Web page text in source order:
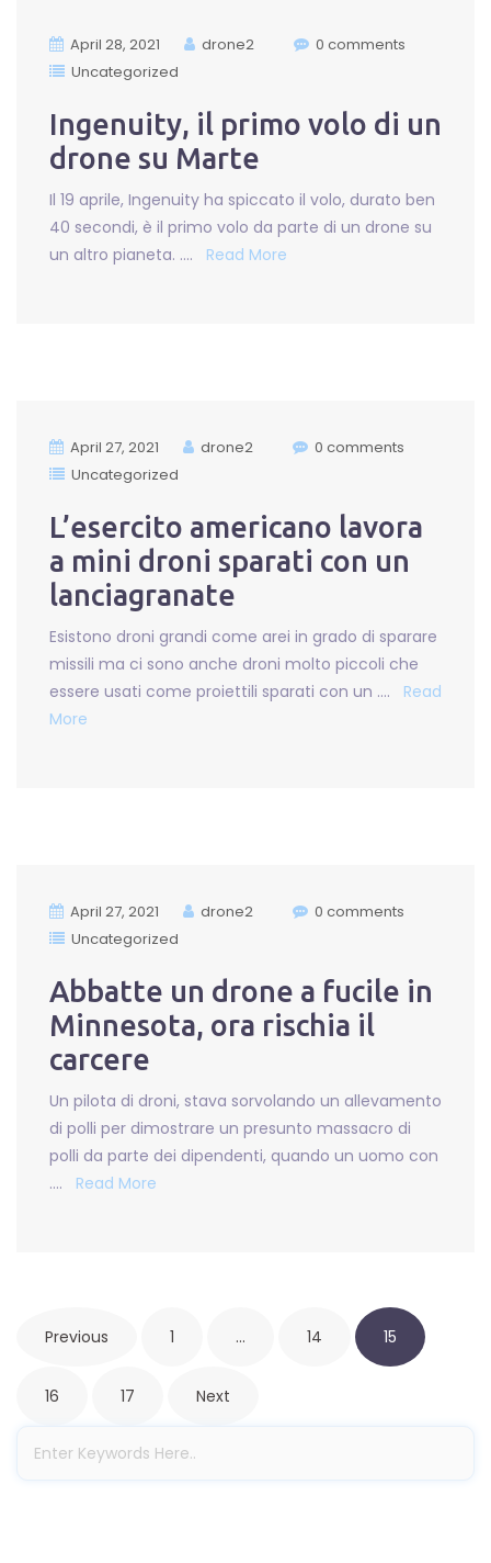
April 28, 2021 drone2
0 comments
Uncategorized
Ingenuity, il primo volo di un
drone su Marte
Il 19 aprile, Ingenuity ha spiccato il volo, durato ben
40 secondi, è il primo volo da parte di un drone su
un altro pianeta. ….
Read More
April 27, 2021 drone2
0 comments
Uncategorized
L’esercito americano lavora
a mini droni sparati con un
lanciagranate
Esistono droni grandi come arei in grado di sparare
missili ma ci sono anche droni molto piccoli che
essere usati come proiettili sparati con un ….
Read
More
April 27, 2021 drone2
0 comments
Uncategorized
Abbatte un drone a fucile in
Minnesota, ora rischia il
carcere
Un pilota di droni, stava sorvolando un allevamento
di polli per dimostrare un presunto massacro di
polli da parte dei dipendenti, quando un uomo con
….
Read More
t
Previous 1 … 14 15
16 17 Next